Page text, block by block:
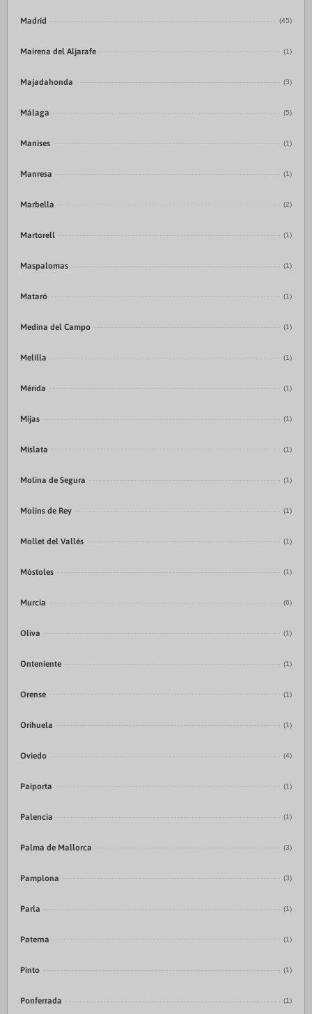
Madrid (45)
Mairena del Aljarafe (1)
Majadahonda (3)
Málaga (5)
Manises (1)
Manresa (1)
Marbella (2)
Martorell (1)
Maspalomas (1)
Mataró (1)
Medina del Campo (1)
Melilla (1)
Mérida (1)
Mijas (1)
Mislata (1)
Molina de Segura (1)
Molins de Rey (1)
Mollet del Vallés (1)
Móstoles (1)
Murcia (6)
Oliva (1)
Onteniente (1)
Orense (1)
Orihuela (1)
Oviedo (4)
Paiporta (1)
Palencia (1)
Palma de Mallorca (3)
Pamplona (3)
Parla (1)
Paterna (1)
Pinto (1)
Ponferrada (1)